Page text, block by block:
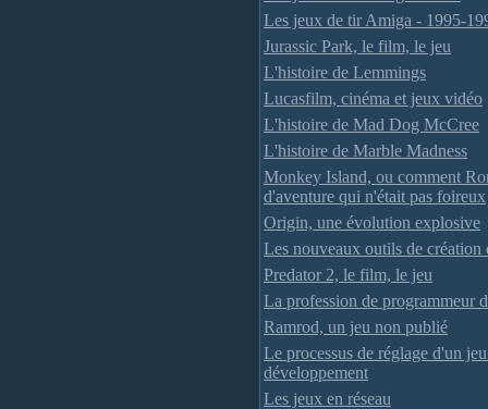
Les jeux de tir Amiga - 1995-
Jurassic Park, le film, le jeu
L'histoire de Lemmings
Lucasfilm, cinéma et jeux vidéo
L'histoire de Mad Dog McCree
L'histoire de Marble Madness
Monkey Island, ou comment
d'aventure qui n'était pas foireux
Origin, une évolution explosive
Les nouveaux outils de création
Predator 2, le film, le jeu
La profession de programmeur
Ramrod, un jeu non publié
Le processus de réglage d'un
développement
Les jeux en réseau